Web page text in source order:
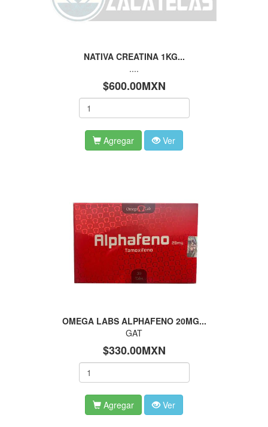
NATIVA CREATINA 1KG...
....
$600.00MXN
Agregar Ver
OMEGA LABS ALPHAFENO 20MG...
GAT
$330.00MXN
Agregar Ver